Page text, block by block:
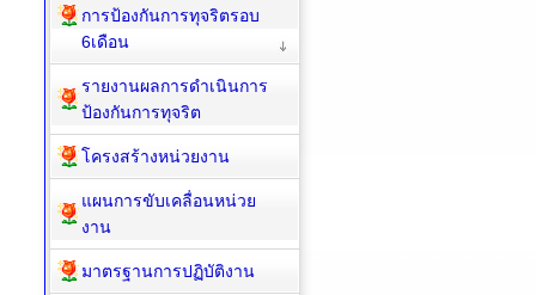
การป้องกันการทุจริตรอบ
6เดือน
รายงานผลการดำเนินการ
ป้องกันการทุจริต
โครงสร้างหน่วยงาน
แผนการขับเคลื่อนหน่วย
งาน
มาตรฐานการปฏิบัติงาน